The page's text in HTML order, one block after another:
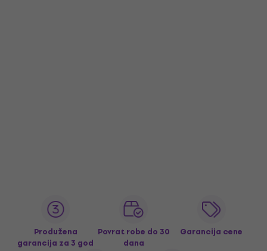
Produžena
garancija za 3 god
Povrat robe do 30
dana
Garancija cene